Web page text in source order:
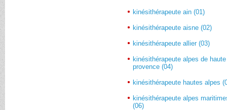
kinésithérapeute ain (01)
kinésithérapeute aisne (02)
kinésithérapeute allier (03)
kinésithérapeute alpes de haute
provence (04)
kinésithérapeute hautes alpes
kinésithérapeute alpes
(06)